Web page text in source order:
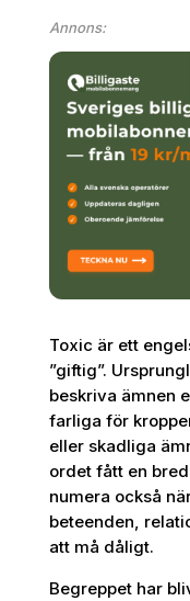
Annons:
Toxic är ett
”giftig”.
beskriva ämnen
farliga för
eller skadliga
ordet fått en
numera också
beteenden,
att må dåligt.
Begreppet har